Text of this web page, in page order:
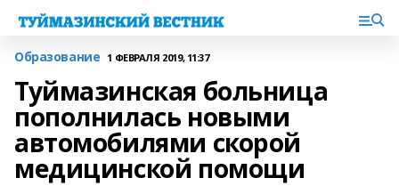
Образование 1 ФЕВРАЛЯ 2019, 11:37
Туймазинская больница
пополнилась новыми
автомобилями скорой
медицинской помощи